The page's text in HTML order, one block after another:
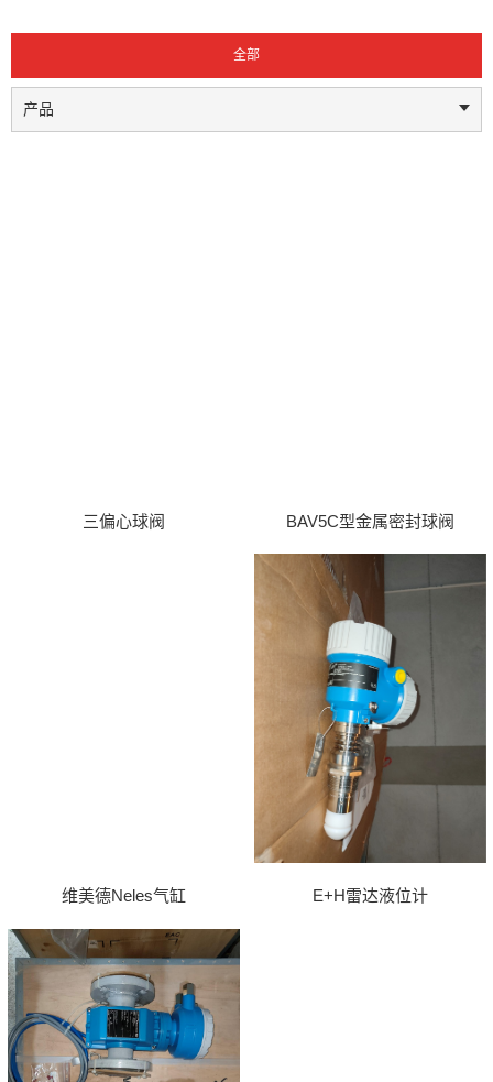
全部
产品
三偏心球阀 BAV5C型金属密封球阀
维美德Neles气缸 E+H雷达液位计